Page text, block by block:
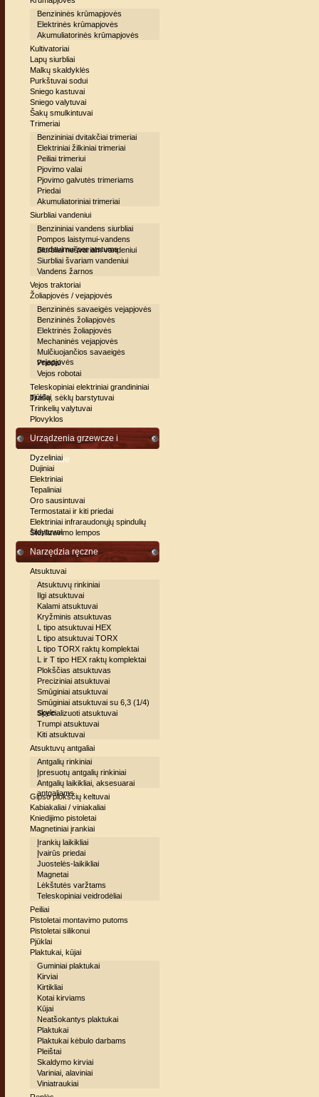
Benzininės krūmapjovės
Elektrinės krūmapjovės
Akumuliatorinės krūmapjovės
Kultivatoriai
Lapų siurbliai
Malkų skaldyklės
Purkštuvai sodui
Sniego kastuvai
Sniego valytuvai
Šakų smulkintuvai
Trimeriai
Benzininiai dvitakčiai trimeriai
Elektriniai žilkiniai trimeriai
Peiliai trimeriui
Pjovimo valai
Pjovimo galvutės trimeriams
Priedai
Akumuliatoriniai trimeriai
Siurbliai vandeniui
Benzininiai vandens siurbliai
Pompos laistymui-vandens
perdavimui per atstumą
Siurbliai nešvariam vandeniui
Siurbliai švariam vandeniui
Vandens žarnos
Vejos traktoriai
Žoliapjovės / vejapjovės
Benzininės savaeigės vejapjovės
Benzininės žoliapjovės
Elektrinės žoliapjovės
Mechaninės vejapjovės
Mulčiuojančios savaeigės
vejapjovės
Priedai
Vejos robotai
Teleskopiniai elektriniai grandininiai
pjūklai
Trašų, sėklų barstytuvai
Trinkelių valytuvai
Plovyklos
Urządzenia grzewcze i
sezonowe
Dyzeliniai
Dujiniai
Elektriniai
Tepaliniai
Oro sausintuvai
Termostatai ir kiti priedai
Elektriniai infraraudonųjų spindulių
šildytuvai
Sterilizavimo lempos
Narzędzia ręczne
Atsuktuvai
Atsuktuvų rinkiniai
Ilgi atsuktuvai
Kalami atsuktuvai
Kryžminis atsuktuvas
L tipo atsuktuvai HEX
L tipo atsuktuvai TORX
L tipo TORX raktų komplektai
L ir T tipo HEX raktų komplektai
Plokščias atsuktuvas
Preciziniai atsuktuvai
Smūginiai atsuktuvai
Smūginiai atsuktuvai su 6,3 (1/4)
skyle
Specializuoti atsuktuvai
Trumpi atsuktuvai
Kiti atsuktuvai
Atsuktuvų antgaliai
Antgalių rinkiniai
Įpresuotų antgalių rinkiniai
Antgalių laikikliai, aksesuarai
antgaliams
Gipso plokščių keltuvai
Kabiakaliai / viniakaliai
Kniedijimo pistoletai
Magnetiniai įrankiai
Įrankių laikikliai
Įvairūs priedai
Juostelės-laikikliai
Magnetai
Lėkštutės varžtams
Teleskopiniai veidrodėliai
Peiliai
Pistoletai montavimo putoms
Pistoletai silikonui
Pjūklai
Plaktukai, kūjai
Guminiai plaktukai
Kirviai
Kirtikliai
Kotai kirviams
Kūjai
Neatšokantys plaktukai
Plaktukai
Plaktukai kėbulo darbams
Pleištai
Skaldymo kirviai
Variniai, alaviniai
Viniatraukiai